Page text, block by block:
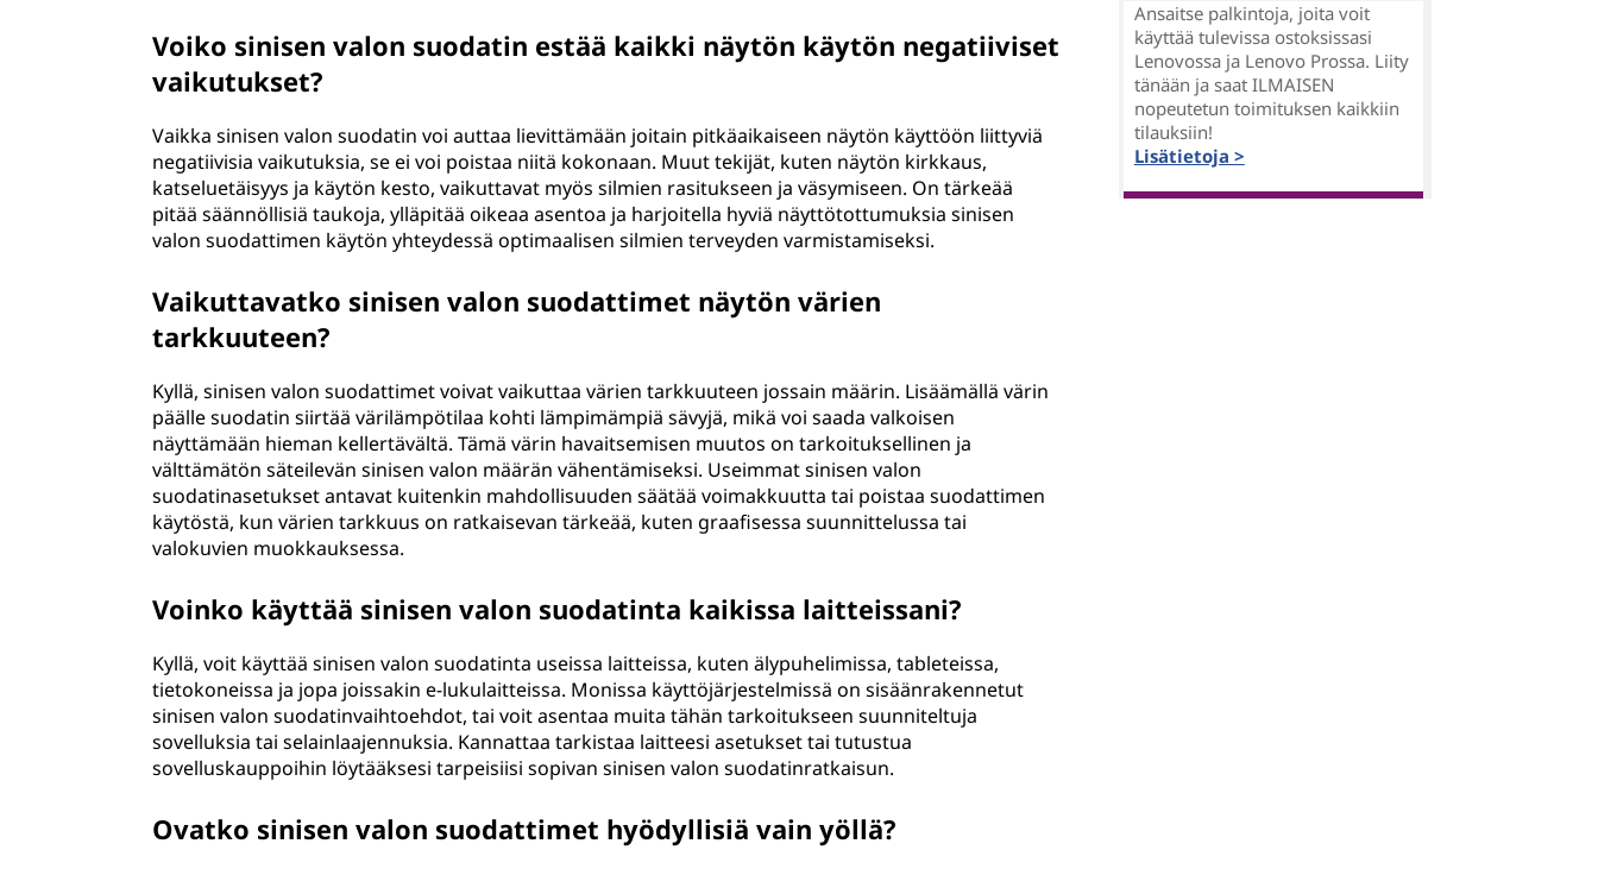
Voiko sinisen valon suodatin estää kaikki näytön käytön negatiiviset
vaikutukset?
Vaikka sinisen valon suodatin voi auttaa lievittämään joitain pitkäaikaiseen näytön käyttöön liittyviä
negatiivisia vaikutuksia, se ei voi poistaa niitä kokonaan. Muut tekijät, kuten näytön kirkkaus,
katseluetäisyys ja käytön kesto, vaikuttavat myös silmien rasitukseen ja väsymiseen. On tärkeää
pitää säännöllisiä taukoja, ylläpitää oikeaa asentoa ja harjoitella hyviä näyttötottumuksia sinisen
valon suodattimen käytön yhteydessä optimaalisen silmien terveyden varmistamiseksi.
Vaikuttavatko sinisen valon suodattimet näytön värien
tarkkuuteen?
Kyllä, sinisen valon suodattimet voivat vaikuttaa värien tarkkuuteen jossain määrin. Lisäämällä värin
päälle suodatin siirtää värilämpötilaa kohti lämpimämpiä sävyjä, mikä voi saada valkoisen
näyttämään hieman kellertävältä. Tämä värin havaitsemisen muutos on tarkoituksellinen ja
välttämätön säteilevän sinisen valon määrän vähentämiseksi. Useimmat sinisen valon
suodatinasetukset antavat kuitenkin mahdollisuuden säätää voimakkuutta tai poistaa suodattimen
käytöstä, kun värien tarkkuus on ratkaisevan tärkeää, kuten graafisessa suunnittelussa tai
valokuvien muokkauksessa.
Voinko käyttää sinisen valon suodatinta kaikissa laitteissani?
Kyllä, voit käyttää sinisen valon suodatinta useissa laitteissa, kuten älypuhelimissa, tableteissa,
tietokoneissa ja jopa joissakin e-lukulaitteissa. Monissa käyttöjärjestelmissä on sisäänrakennetut
sinisen valon suodatinvaihtoehdot, tai voit asentaa muita tähän tarkoitukseen suunniteltuja
sovelluksia tai selainlaajennuksia. Kannattaa tarkistaa laitteesi asetukset tai tutustua
sovelluskauppoihin löytääksesi tarpeisiisi sopivan sinisen valon suodatinratkaisun.
Ovatko sinisen valon suodattimet hyödyllisiä vain yöllä?
Ansaitse palkintoja, joita voit
käyttää tulevissa ostoksissasi
Lenovossa ja Lenovo Prossa. Liity
tänään ja saat ILMAISEN
nopeutetun toimituksen kaikkiin
tilauksiin!
Lisätietoja >